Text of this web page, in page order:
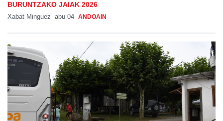
BURUNTZAKO JAIAK 2026
Xabat Minguez abu 04 ANDOAIN